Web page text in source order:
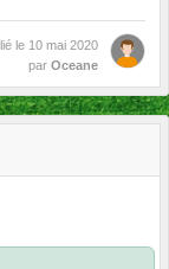
le 10 mai 2020
par Oceane